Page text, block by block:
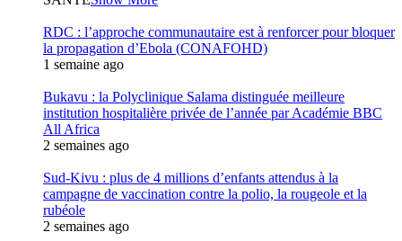
RDC : l’approche communautaire est à renforcer pour bloquer
la propagation d’Ebola (CONAFOHD)
1 semaine ago
Bukavu : la Polyclinique Salama distinguée meilleure
institution hospitalière privée de l’année par Académie BBC
All Africa
2 semaines ago
Sud-Kivu : plus de 4 millions d’enfants attendus à la
campagne de vaccination contre la polio, la rougeole et la
rubéole
2 semaines ago